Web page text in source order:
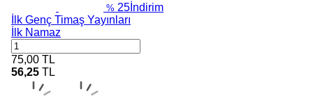
% 25 İndirim
İlk Genç Timaş Yayınları
İlk Namaz
75,00 TL
56,25 TL